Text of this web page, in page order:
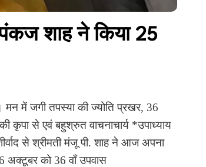
शाह ने किया 25
में जगी तपस्या की ज्योति प्रखर, 36
से एवं बहुश्रुत वाचनाचार्य *उपाध्याय
से श्रीमती मंजू पी. शाह ने आज अपना
अक्टूबर को 36 वाँ उपवास